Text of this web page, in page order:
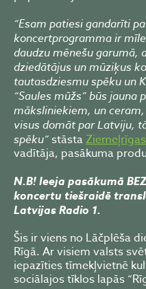
“Esam patiesi gandarīti
koncertprogramma ir
daudzu mēnešu garumā,
dziedātājus un mūziķus
tautasdziesmu spēku un
“Saules mūžs” būs
māksliniekiem, un
visus domāt par Latviju,
spēku” stāsta
vadītāja, pasākuma
N.B! Ieeja pasākumā
koncertu tiešraidē
Latvijas Radio 1.
Šis ir viens no Lāčplēša
Rīgā. Ar visiem valsts
iepazīties tīmekļvietnē
sociālajos tīklos lapās